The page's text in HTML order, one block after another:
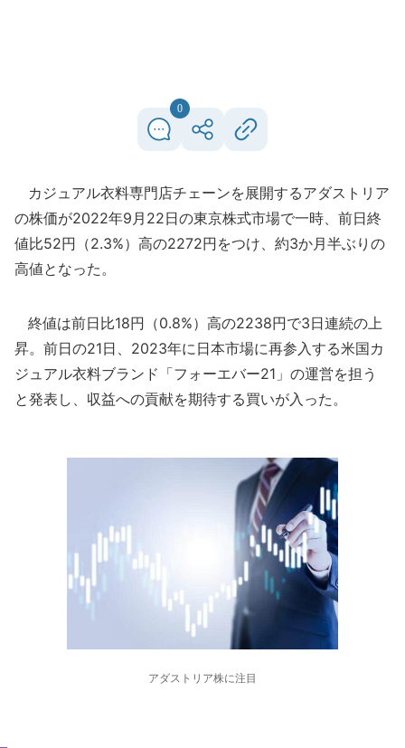
0
カジュアル衣料専門店チェーンを展開するアダストリア
の株価が2022年9月22日の東京株式市場で一時、前日終
値比52円（2.3%）高の2272円をつけ、約3か月半ぶりの
高値となった。
終値は前日比18円（0.8%）高の2238円で3日連続の上
昇。前日の21日、2023年に日本市場に再参入する米国カ
ジュアル衣料ブランド「フォーエバー21」の運営を担う
と発表し、収益への貢献を期待する買いが入った。
アダストリア株に注目